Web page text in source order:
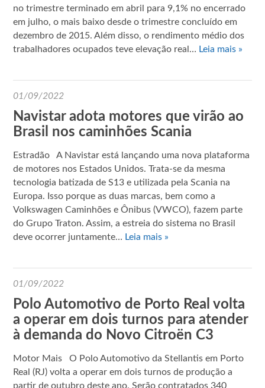
no trimestre terminado em abril para 9,1% no encerrado
em julho, o mais baixo desde o trimestre concluído em
dezembro de 2015. Além disso, o rendimento médio dos
trabalhadores ocupados teve elevação real… Leia mais »
01/09/2022
Navistar adota motores que virão ao
Brasil nos caminhões Scania
Estradão A Navistar está lançando uma nova plataforma
de motores nos Estados Unidos. Trata-se da mesma
tecnologia batizada de S13 e utilizada pela Scania na
Europa. Isso porque as duas marcas, bem como a
Volkswagen Caminhões e Ônibus (VWCO), fazem parte
do Grupo Traton. Assim, a estreia do sistema no Brasil
deve ocorrer juntamente… Leia mais »
01/09/2022
Polo Automotivo de Porto Real volta
a operar em dois turnos para atender
à demanda do Novo Citroën C3
Motor Mais O Polo Automotivo da Stellantis em Porto
Real (RJ) volta a operar em dois turnos de produção a
partir de outubro deste ano. Serão contratados 340